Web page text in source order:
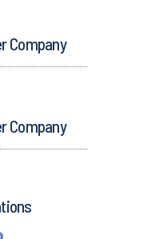
Company
Company